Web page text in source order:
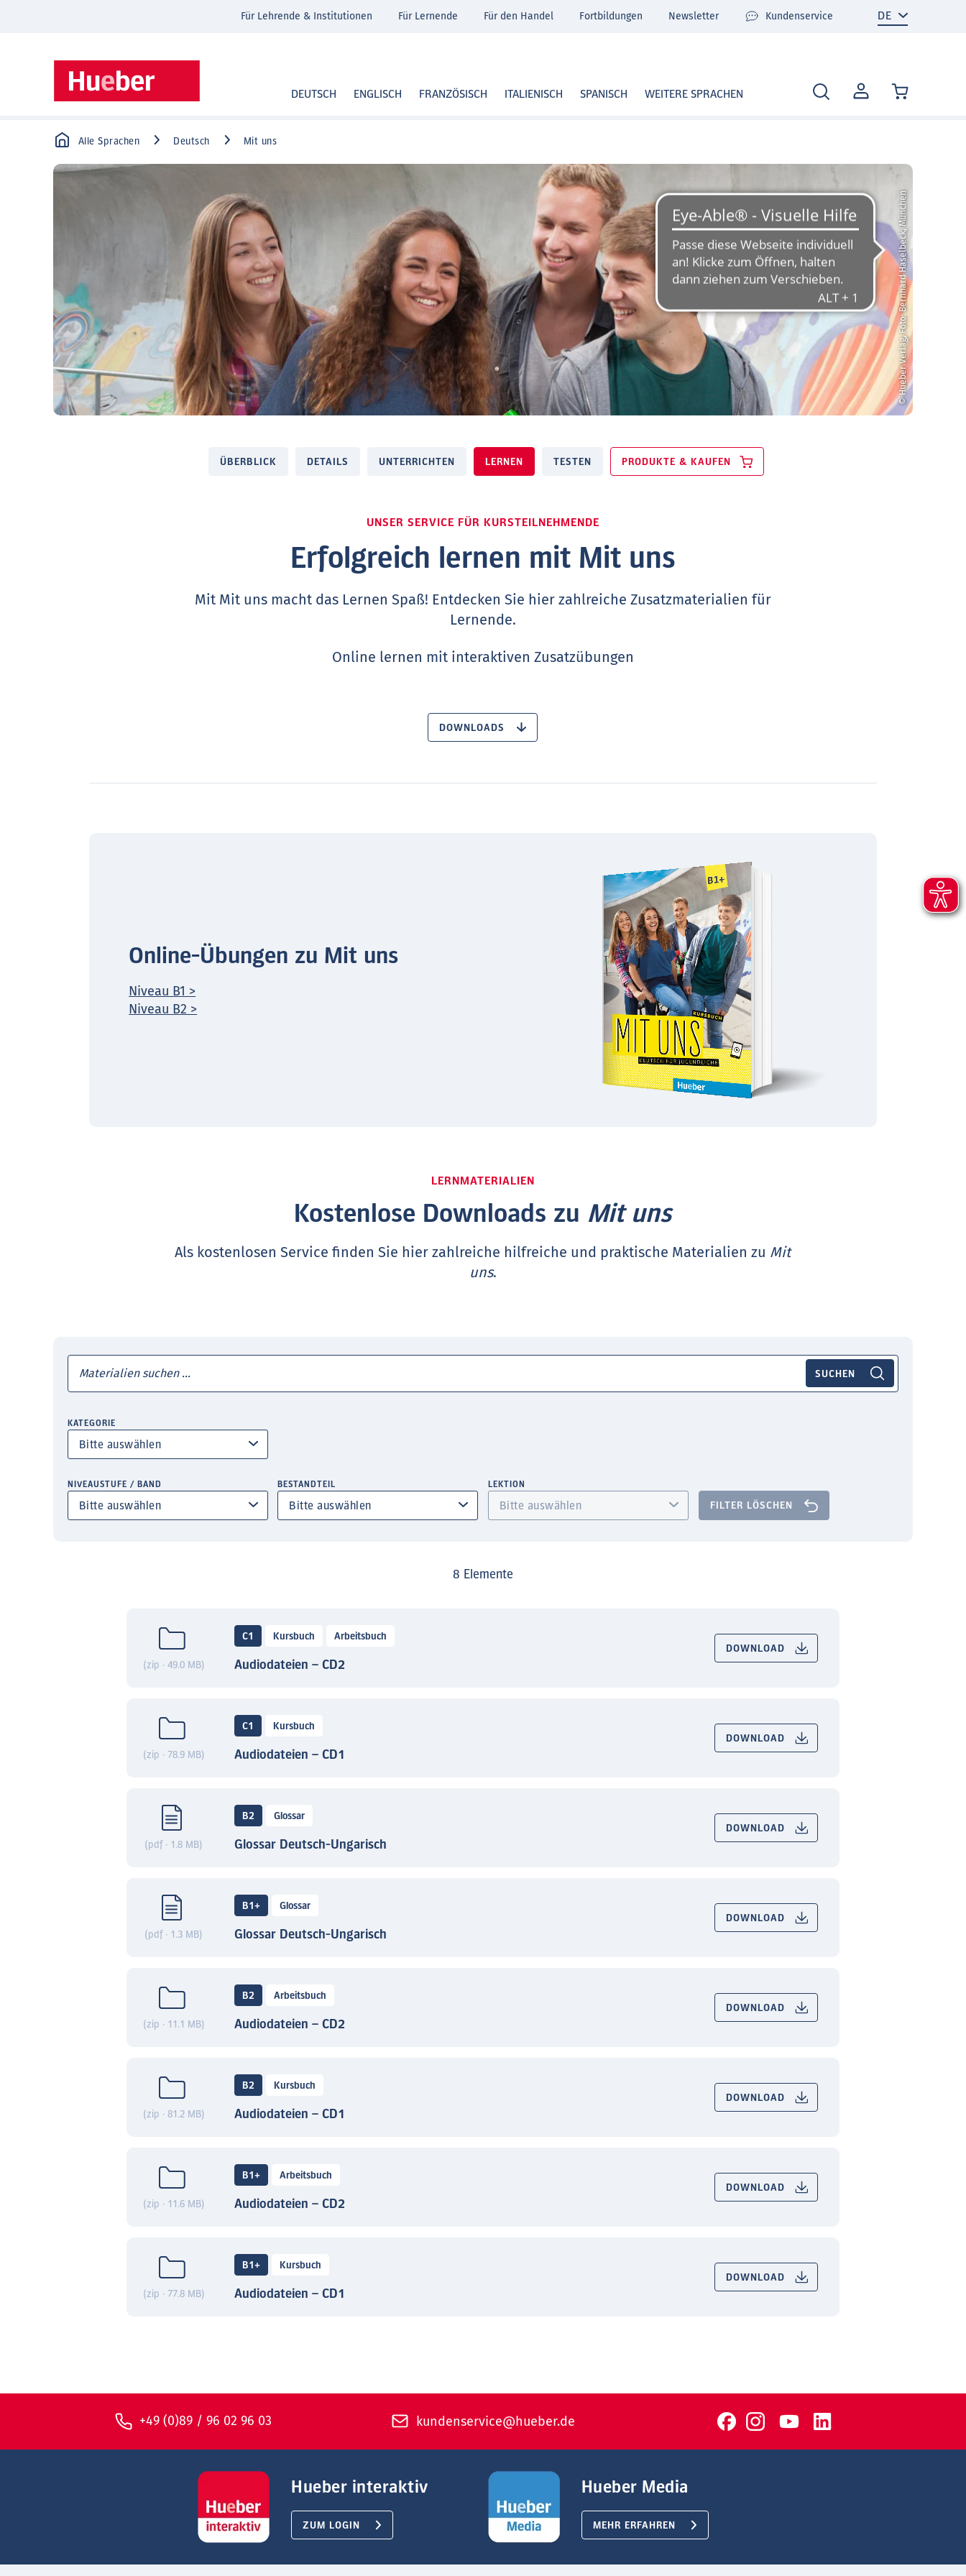
MEIN
KONTO
DEUTSCH ENGLISCH FRANZÖSISCH ITALIENISCH SPANISCH WEITERE SPRACHEN
Für Lehrende & Institutionen Für Lernende Für den Handel Fortbildungen Newsletter Kundenservice
Alle Sprachen Deutsch Mit uns
© Hueber Verlag, Foto: Bernhard Haselbeck, München
ÜBERBLICK DETAILS UNTERRICHTEN LERNEN TESTEN PRODUKTE & KAUFEN
UNSER SERVICE FÜR KURSTEILNEHMENDE
Erfolgreich lernen mit Mit uns
Mit Mit uns macht das Lernen Spaß! Entdecken Sie hier zahlreiche Zusatzmaterialien für
Lernende.
Online lernen mit interaktiven Zusatzübungen
DOWNLOADS
Online-Übungen zu Mit uns
Niveau B1 >
Niveau B2 >
LERNMATERIALIEN
Kostenlose Downloads zu Mit uns
Als kostenlosen Service finden Sie hier zahlreiche hilfreiche und praktische Materialien zu Mit
uns.
KATEGORIE
NIVEAUSTUFE / BAND BESTANDTEIL LEKTION
FILTER LÖSCHEN
8 Elemente
C1 Kursbuch Arbeitsbuch
Audiodateien – CD2
(zip · 49.0 MB)
DOWNLOAD
C1 Kursbuch
Audiodateien – CD1
(zip · 78.9 MB)
DOWNLOAD
B2 Glossar
Glossar Deutsch-Ungarisch
(pdf · 1.8 MB)
DOWNLOAD
B1+ Glossar
Glossar Deutsch-Ungarisch
(pdf · 1.3 MB)
DOWNLOAD
B2 Arbeitsbuch
Audiodateien – CD2
(zip · 11.1 MB)
DOWNLOAD
B2 Kursbuch
Audiodateien – CD1
(zip · 81.2 MB)
DOWNLOAD
B1+ Arbeitsbuch
Audiodateien – CD2
(zip · 11.6 MB)
DOWNLOAD
B1+ Kursbuch
Audiodateien – CD1
(zip · 77.8 MB)
DOWNLOAD
+49 (0)89 / 96 02 96 03 kundenservice@hueber.de
Hueber interaktiv
ZUM LOGIN
Hueber Media
MEHR ERFAHREN